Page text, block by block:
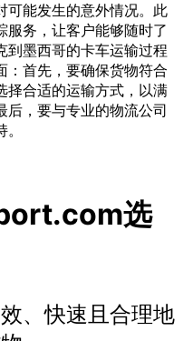
可能发生的意外情况。此
服务，让客户能够随时了
到墨西哥的卡车运输过程
：首先，要确保货物符合
择合适的运输方式，以满
后，要与专业的物流公司
选
、快速且合理地